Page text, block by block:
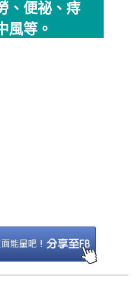
、便祕、痔
風等。